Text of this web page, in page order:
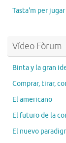
Tasta'm per
Vídeo Fòrum
Binta y la gran
Comprar, tirar,
El americano
El futuro de la
El nuevo